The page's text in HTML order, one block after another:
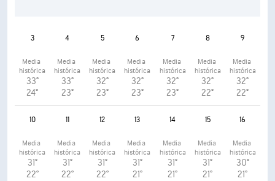
3
Media
histórica
33°
24°
4
Media
histórica
33°
23°
5
Media
histórica
32°
23°
6
Media
histórica
32°
23°
7
Media
histórica
32°
23°
8
Media
histórica
32°
22°
9
Media
histórica
32°
22°
10
Media
histórica
31°
22°
11
Media
histórica
31°
22°
12
Media
histórica
31°
22°
13
Media
histórica
31°
21°
14
Media
histórica
31°
21°
15
Media
histórica
31°
21°
16
Media
histórica
30°
21°